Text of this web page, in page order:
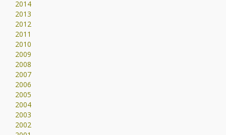
2014
2013
2012
2011
2010
2009
2008
2007
2006
2005
2004
2003
2002